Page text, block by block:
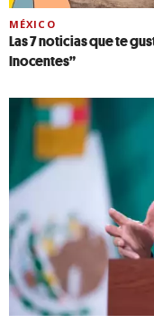
MÉXICO
Las 7 noticias que te
Inocentes”